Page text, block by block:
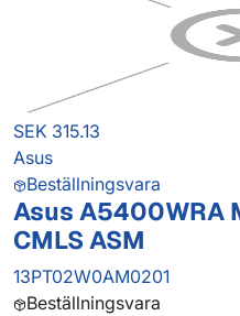
SEK 315.13
Asus
Beställningsvara
Asus A5400WRA
CMLS ASM
13PT02W0AM0201
Beställningsvara